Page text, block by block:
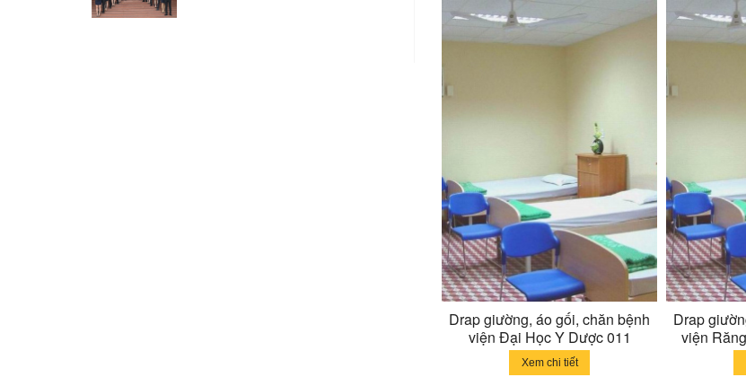
Drap giường, áo gối, chăn bệnh
viện Đại Học Y Dược 011
Xem chi tiết
Drap
viện